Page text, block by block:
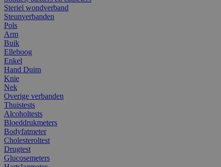
Steriel wondverband
Steunverbanden
Pols
Arm
Buik
Elleboog
Enkel
Hand Duim
Knie
Nek
Overige verbanden
Thuistests
Alcoholtests
Bloeddrukmeters
Bodyfatmeter
Cholesteroltest
Drugtest
Glucosemeters